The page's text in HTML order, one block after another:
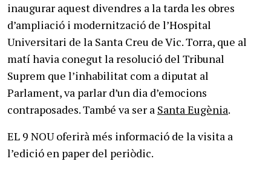
inaugurar aquest divendres a la tarda les obres
d’ampliació i modernització de l’Hospital
Universitari de la Santa Creu de Vic. Torra, que al
matí havia conegut la resolució del Tribunal
Suprem que l’inhabilitat com a diputat al
Parlament, va parlar d’un dia d’emocions
contraposades. També va ser a Santa Eugènia.
EL 9 NOU oferirà més informació de la visita a
l’edició en paper del periòdic.